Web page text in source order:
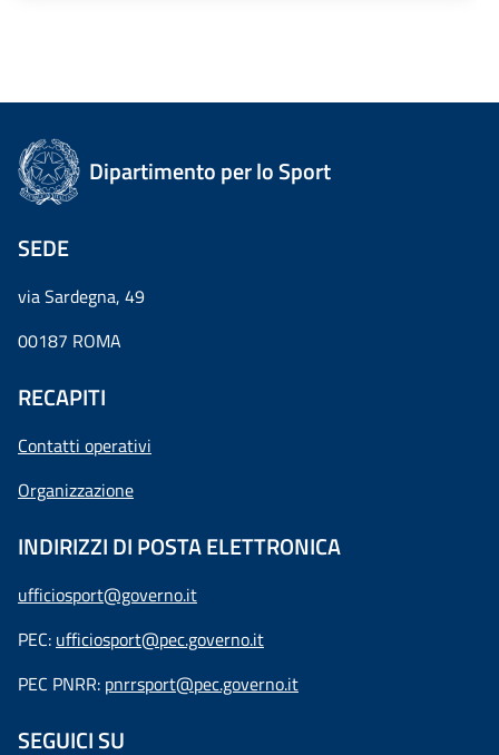
Dipartimento per lo Sport
SEDE
via Sardegna, 49
00187 ROMA
RECAPITI
Contatti operativi
Organizzazione
INDIRIZZI DI POSTA ELETTRONICA
ufficiosport@governo.it
PEC: ufficiosport@pec.governo.it
PEC PNRR: pnrrsport@pec.governo.it
SEGUICI SU